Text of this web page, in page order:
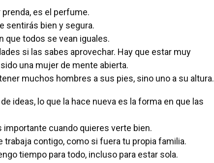
es el perfume.
sentirás bien y segura.
que todos se vean iguales.
si las sabes aprovechar. Hay que estar muy
una mujer de mente abierta.
muchos hombres a sus pies, sino uno a su altura.
ideas, lo que la hace nueva es la forma en que las
cuando quieres verte bien.
trabaja contigo, como si fuera tu propia familia.
tiempo para todo, incluso para estar sola.